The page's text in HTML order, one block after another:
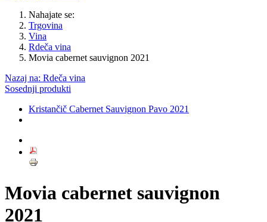
Nahajate se:
Trgovina
Vina
Rdeča vina
Movia cabernet sauvignon 2021
Nazaj na: Rdeča vina
Sosednji produkti
Kristančič Cabernet Sauvignon Pavo 2021
Movia cabernet sauvignon
2021